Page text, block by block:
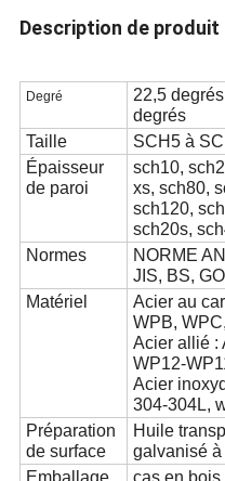
Description de produit
Degré
22,5
degrés
Taille
SCH5 à
Épaisseur
de paroi
sch10,
xs, sch80,
sch120,
sch20s,
Normes
NORME
JIS, BS,
Matériel
Acier au
WPB,
Acier allié :
WP12-
Acier
304-304L,
Préparation
de surface
Huile
galvanisé